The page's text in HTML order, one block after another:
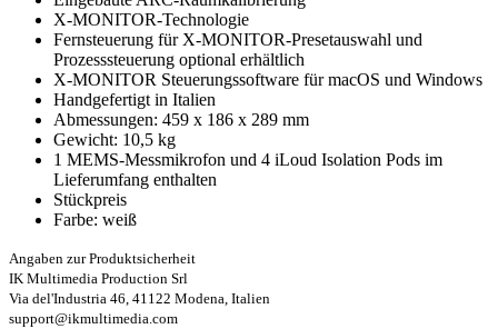
X-MONITOR-Technologie
Fernsteuerung für X-MONITOR-Presetauswahl und
Prozesssteuerung optional erhältlich
X-MONITOR Steuerungssoftware für macOS und Windows
Handgefertigt in Italien
Abmessungen: 459 x 186 x 289 mm
Gewicht: 10,5 kg
1 MEMS-Messmikrofon und 4 iLoud Isolation Pods im
Lieferumfang enthalten
Stückpreis
Farbe: weiß
Angaben zur Produktsicherheit
IK Multimedia Production Srl
Via del'Industria 46, 41122 Modena, Italien
support@ikmultimedia.com